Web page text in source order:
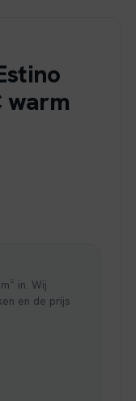
warm
in. Wij
en de prijs